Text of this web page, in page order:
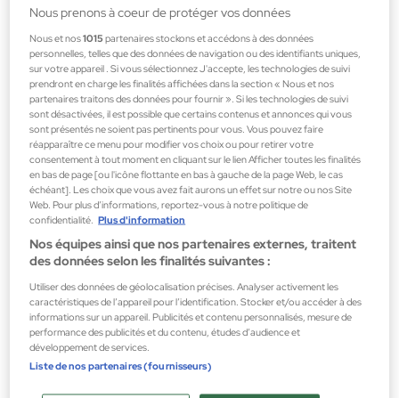
Écorce d'olive peinte, pain doré et tissus de crêpe ont
fonctionné comme la grande métaphore de l'arbre, de la
science et de la peau.Comme dans ses formulations, ILΩS
transforme les éléments naturels en véritables œuvres d'art.
Filtres
Nous prenons à coeur de protéger vos données
Nous et nos1015 partenaires stockons et accédons à des données
personnelles, telles que des données de navigation ou des identifiants uniques,
sur votre appareil . Si vous sélectionnez J'accepte, les technologies de suivi
prendront en charge les finalités affichées dans la section « Nous et nos
partenaires traitons des données pour fournir ». Si les technologies de suivi
sont désactivées, il est possible que certains contenus et annonces qui vous
sont présentés ne soient pas pertinents pour vous. Vous pouvez faire
réapparaître ce menu pour modifier vos choix ou pour retirer votre
consentement à tout moment en cliquant sur le lien Afficher toutes les finalités
en bas de page [ou l'icône flottante en bas à gauche de la page Web, le cas
échéant]. Les choix que vous avez fait aurons un effet sur notre ou nos Site
Web. Pour plus d’informations, reportez-vous à notre politique de
confidentialité. Plus d'information
Nos équipes ainsi que nos partenaires externes, traitent
des données selon les finalités suivantes :
Utiliser des données de géolocalisation précises. Analyser activement les
caractéristiques de l’appareil pour l’identification. Stocker et/ou accéder à des
informations sur un appareil. Publicités et contenu personnalisés, mesure de
performance des publicités et du contenu, études d’audience et
développement de services.
Liste de nos partenaires (fournisseurs)